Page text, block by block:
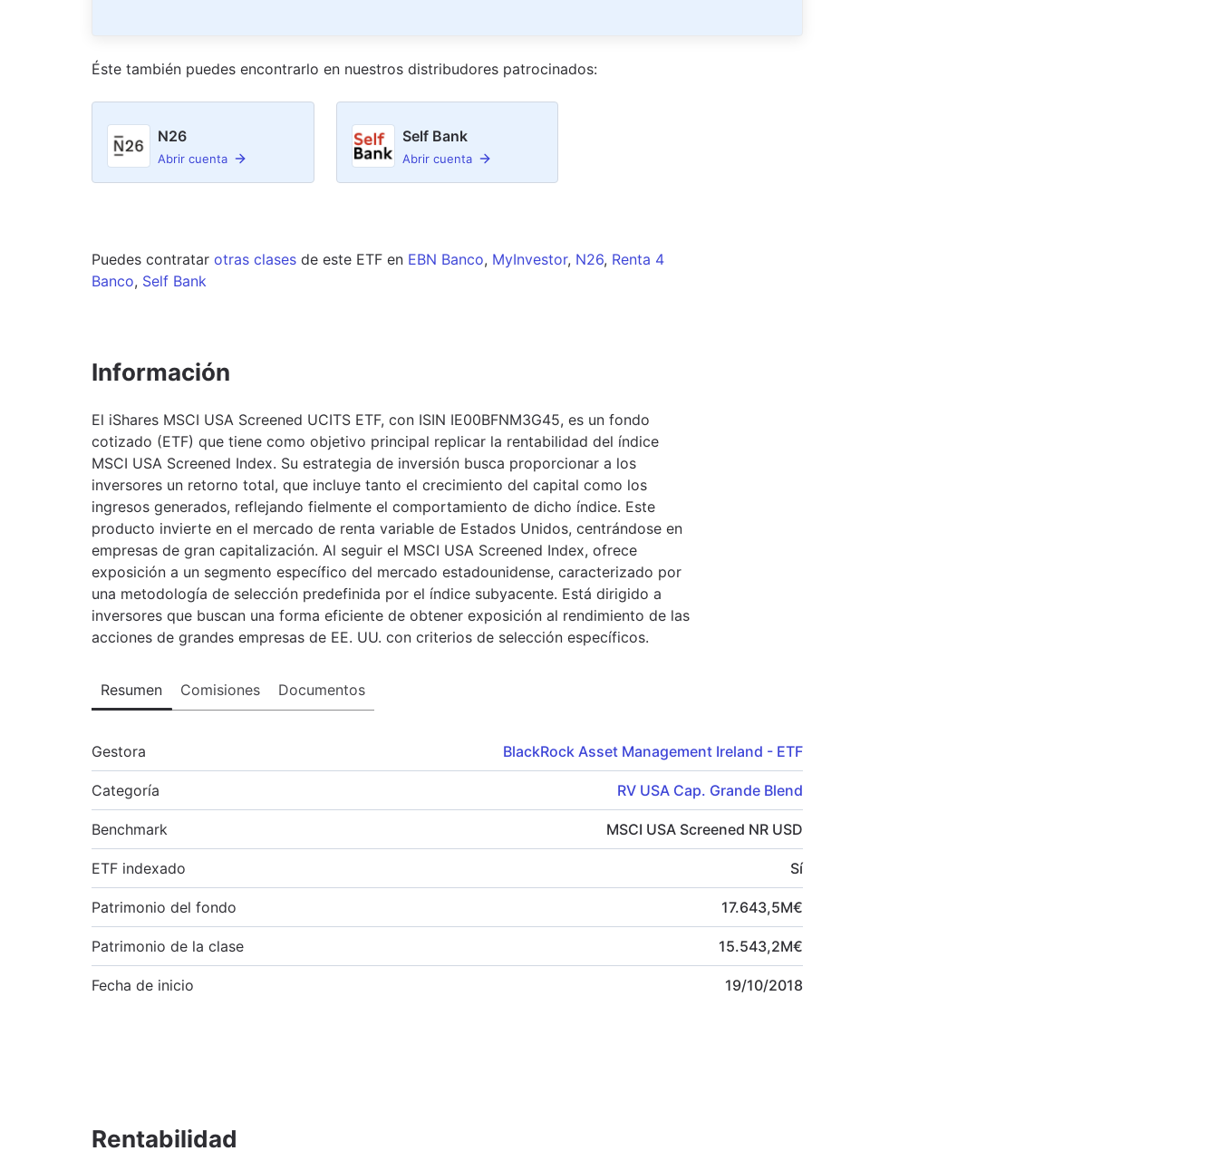
Éste también puedes encontrarlo en nuestros distribudores patrocinados:
N26
Abrir cuenta
Self Bank
Abrir cuenta
Puedes contratar otras clases de este ETF en EBN Banco, MyInvestor, N26, Renta 4
Banco, Self Bank
Información
El iShares MSCI USA Screened UCITS ETF, con ISIN IE00BFNM3G45, es un fondo
cotizado (ETF) que tiene como objetivo principal replicar la rentabilidad del índice
MSCI USA Screened Index. Su estrategia de inversión busca proporcionar a los
inversores un retorno total, que incluye tanto el crecimiento del capital como los
ingresos generados, reflejando fielmente el comportamiento de dicho índice. Este
producto invierte en el mercado de renta variable de Estados Unidos, centrándose en
empresas de gran capitalización. Al seguir el MSCI USA Screened Index, ofrece
exposición a un segmento específico del mercado estadounidense, caracterizado por
una metodología de selección predefinida por el índice subyacente. Está dirigido a
inversores que buscan una forma eficiente de obtener exposición al rendimiento de las
acciones de grandes empresas de EE. UU. con criterios de selección específicos.
Resumen Comisiones Documentos
Gestora BlackRock Asset Management Ireland - ETF
Categoría RV USA Cap. Grande Blend
Benchmark MSCI USA Screened NR USD
ETF indexado Sí
Patrimonio del fondo 17.643,5M€
Patrimonio de la clase 15.543,2M€
Fecha de inicio 19/10/2018
Rentabilidad